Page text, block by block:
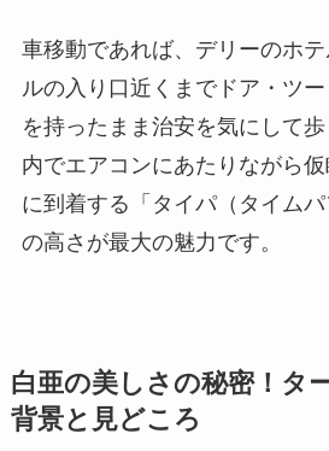
車移動であれば、デリーのホ
ルの入り口近くまでドア・ツ
を持ったまま治安を気にして
内でエアコンにあたりながら
に到着する「タイパ（タイムパ
の高さが最大の魅力です。
白亜の美しさの秘密！タ
背景と見どころ